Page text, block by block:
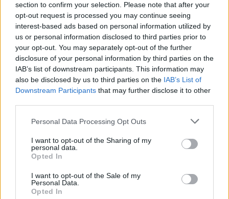
section to confirm your selection. Please note that after your
opt-out request is processed you may continue seeing
interest-based ads based on personal information utilized by
us or personal information disclosed to third parties prior to
your opt-out. You may separately opt-out of the further
disclosure of your personal information by third parties on the
IAB’s list of downstream participants. This information may
also be disclosed by us to third parties on the IAB’s List of
Downstream Participants that may further disclose it to other
Personal Data Processing Opt Outs
I want to opt-out of the Sharing of my
personal data.
Opted In
I want to opt-out of the Sale of my
Personal Data.
Opted In
Μαρία:
«Για μένα δεν μετράει να φάμε για μια
ισορροπία, η Άννα Μαρία είναι εκείνη που
μαγείρεψε πρώτη την αποχώρηση Κοψιδά